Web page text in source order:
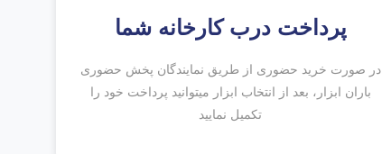
پرداخت درب کارخانه شما
در صورت خرید حضوری از طریق نمایندگان پخش حضوری
باران ابزار، بعد از انتخاب ابزار میتوانید پرداخت خود را
تکمیل نمایید